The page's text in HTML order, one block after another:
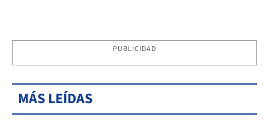
PUBLICIDAD
MÁS LEÍDAS